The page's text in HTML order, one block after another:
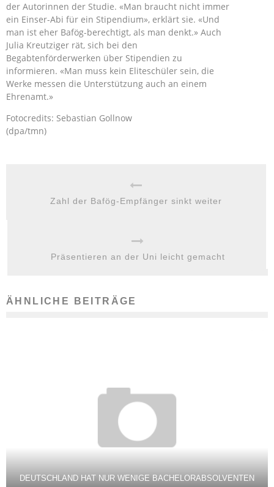
der Autorinnen der Studie. «Man braucht nicht immer
ein Einser-Abi für ein Stipendium», erklärt sie. «Und
man ist eher Bafög-berechtigt, als man denkt.» Auch
Julia Kreutziger rät, sich bei den
Begabtenförderwerken über Stipendien zu
informieren. «Man muss kein Eliteschüler sein, die
Werke messen die Unterstützung auch an einem
Ehrenamt.»
Fotocredits: Sebastian Gollnow
(dpa/tmn)
Zahl der Bafög-Empfänger sinkt weiter
Präsentieren an der Uni leicht gemacht
ÄHNLICHE BEITRÄGE
DEUTSCHLAND HAT NUR WENIGE BACHELORABSOLVENTEN